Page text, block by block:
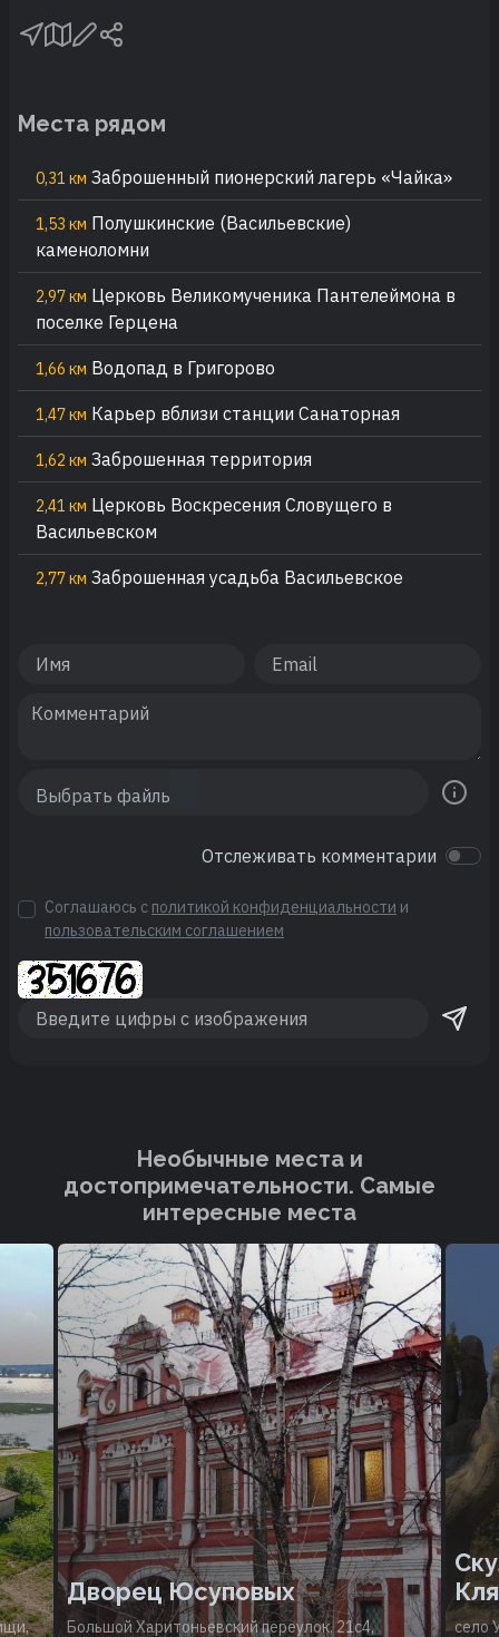
Места рядом
0,31 км Заброшенный пионерский лагерь «Чайка»
1,53 км Полушкинские (Васильевские)
каменоломни
2,97 км Церковь Великомученика Пантелеймона в
поселке Герцена
1,66 км Водопад в Григорово
1,47 км Карьер вблизи станции Санаторная
1,62 км Заброшенная территория
2,41 км Церковь Воскресения Словущего в
Васильевском
2,77 км Заброшенная усадьба Васильевское
Отслеживать комментарии
Соглашаюсь с политикой конфиденциальности и
пользовательским соглашением
Необычные места и
достопримечательности. Cамые
интересные места
Дворец Юсуповых
Большой Харитоньевский переулок, 21с4, село